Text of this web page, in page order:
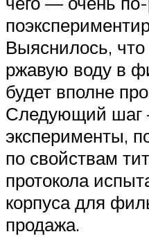
Выяснилось,
ржавую воду в
будет вполне
Следующий
эксперименты,
по свойствам
протокола
корпуса для
продажа.